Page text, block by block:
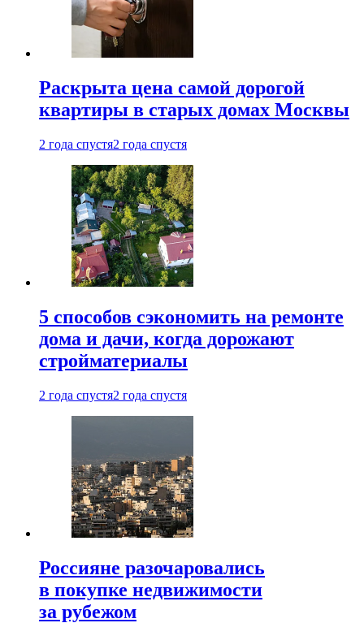
Раскрыта цена самой дорогой
квартиры в старых домах Москвы
2 года спустя2 года спустя
5 способов сэкономить на ремонте
дома и дачи, когда дорожают
стройматериалы
2 года спустя2 года спустя
Россияне разочаровались
в покупке недвижимости
за рубежом